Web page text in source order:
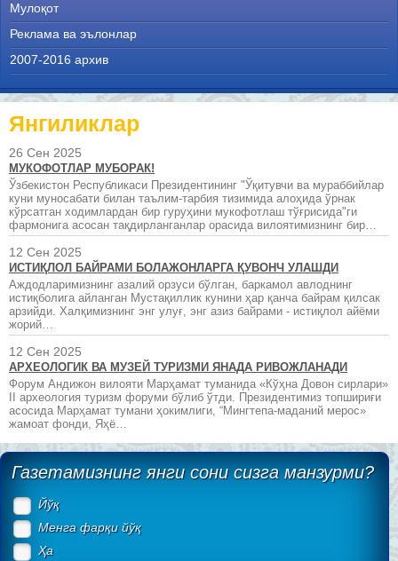
Мулоқот
Реклама ва эълонлар
2007-2016 архив
Янгиликлар
26 Сен 2025
МУКОФОТЛАР МУБОРАК!
Ўзбекистон Республикаси Президентининг "Ўқитувчи ва мураббийлар
куни муносабати билан таълим-тарбия тизимида алоҳида ўрнак
кўрсатган ходимлардан бир гуруҳини мукофотлаш тўғрисида"ги
фармонига асосан тақдирланганлар орасида вилоятимизнинг бир…
12 Сен 2025
ИСТИҚЛОЛ БАЙРАМИ БОЛАЖОНЛАРГА ҚУВОНЧ УЛАШДИ
Аждодларимизнинг азалий орзуси бўлган, баркамол авлоднинг
истиқболига айланган Мустақиллик кунини ҳар қанча байрам қилсак
арзийди. Халқимизнинг энг улуғ, энг азиз байрами - истиқлол айёми
жорий…
12 Сен 2025
АРХЕОЛОГИК ВА МУЗЕЙ ТУРИЗМИ ЯНАДА РИВОЖЛАНАДИ
Форум Андижон вилояти Марҳамат туманида «Кўҳна Довон сирлари»
II археология туризм форуми бўлиб ўтди. Президентимиз топшириғи
асосида Марҳамат тумани ҳокимлиги, “Мингтепа-маданий мерос»
жамоат фонди, Яҳё…
Газетамизнинг янги сони сизга манзурми?
Йўқ
Менга фарқи йўқ
Ҳа